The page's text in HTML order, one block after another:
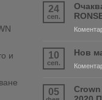
и
24
сеп.
10
сеп.
Нов
05